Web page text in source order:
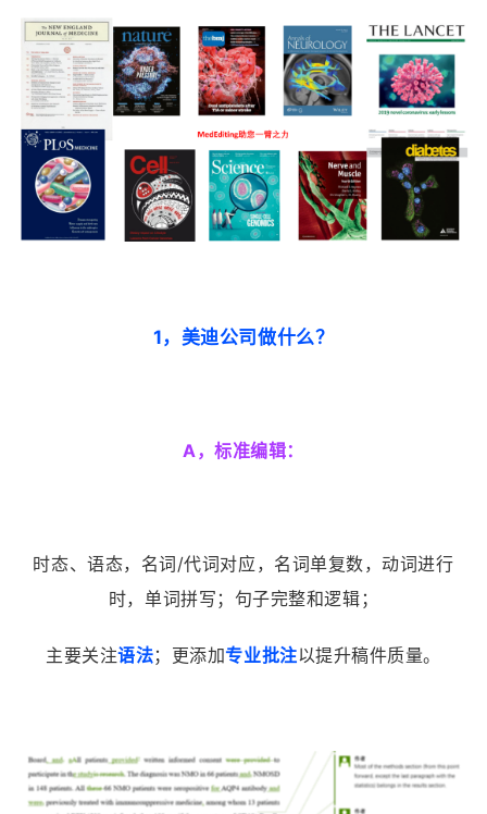
1，美迪公司做什么？
A，标准编辑：
时态、语态，名词/代词对应，名词单复数，动词进行
时，单词拼写； 句子完整和逻辑；
主要关注语法；更添加专业批注以提升稿件质量。